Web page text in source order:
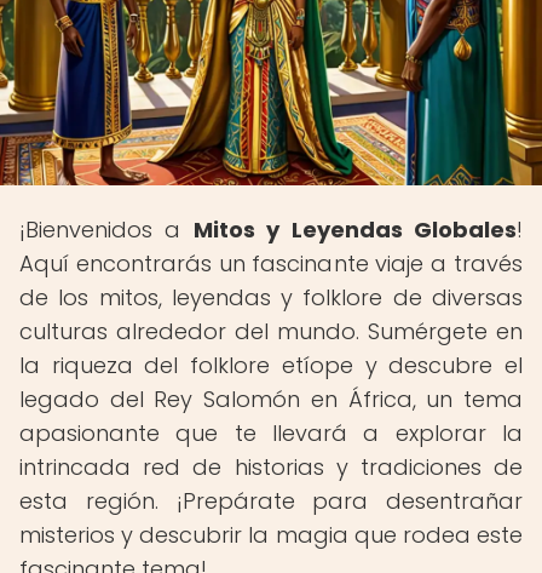
¡Bienvenidos a Mitos y Leyendas Globales!
Aquí encontrarás un fascinante viaje a través
de los mitos, leyendas y folklore de diversas
culturas alrededor del mundo. Sumérgete en
la riqueza del folklore etíope y descubre el
legado del Rey Salomón en África, un tema
apasionante que te llevará a explorar la
intrincada red de historias y tradiciones de
esta región. ¡Prepárate para desentrañar
misterios y descubrir la magia que rodea este